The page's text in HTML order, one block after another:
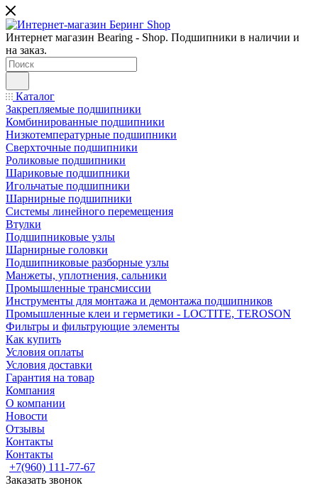
Интернет магазин Bearing - Shop. Подшипники в наличии и
на заказ.
Каталог
Закрепляемые подшипники
Комбинированные подшипники
Низкотемпературные подшипники
Сверхточные подшипники
Роликовые подшипники
Шариковые подшипники
Игольчатые подшипники
Шарнирные подшипники
Системы линейного перемещения
Втулки
Подшипниковые узлы
Шарнирные головки
Подшипниковые разборные узлы
Манжеты, уплотнения, сальники
Промышленные трансмиссии
Инструменты для монтажа и демонтажа подшипников
Промышленные клеи и герметики - LOCTITE, TEROSON
Фильтры и фильтрующие элементы
Как купить
Условия оплаты
Условия доставки
Гарантия на товар
Компания
О компании
Новости
Отзывы
Контакты
Контакты
+7(960) 111-77-67
Заказать звонок